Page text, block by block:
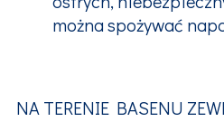
można spożywać
NA TERENIE BASENU